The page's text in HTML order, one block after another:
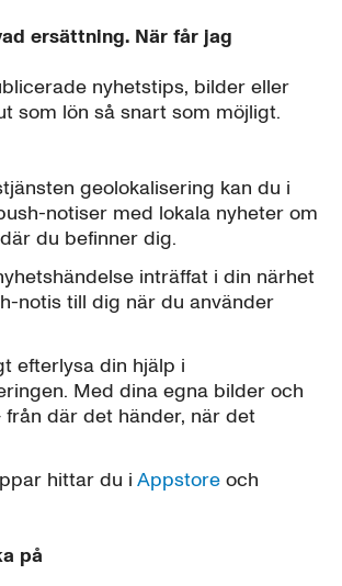
ersättning. När får jag
nyhetstips, bilder eller
som lön så snart som möjligt.
geolokalisering kan du i
notiser med lokala nyheter om
du befinner dig.
inträffat i din närhet
notis till dig när du använder
efterlysa din hjälp i
Med dina egna bilder och
från där det händer, när det
hittar du i Appstore och
på